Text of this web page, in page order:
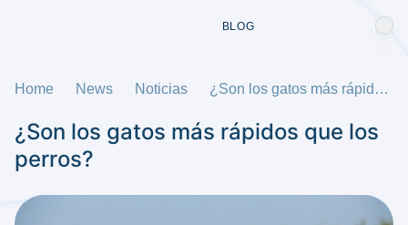
BLOG
Home News Noticias ¿Son los gatos más rápidos que los perros?
¿Son los gatos más rápidos que los
perros?